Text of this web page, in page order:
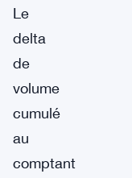
Le
delta
de
volume
cumulé
au
comptant